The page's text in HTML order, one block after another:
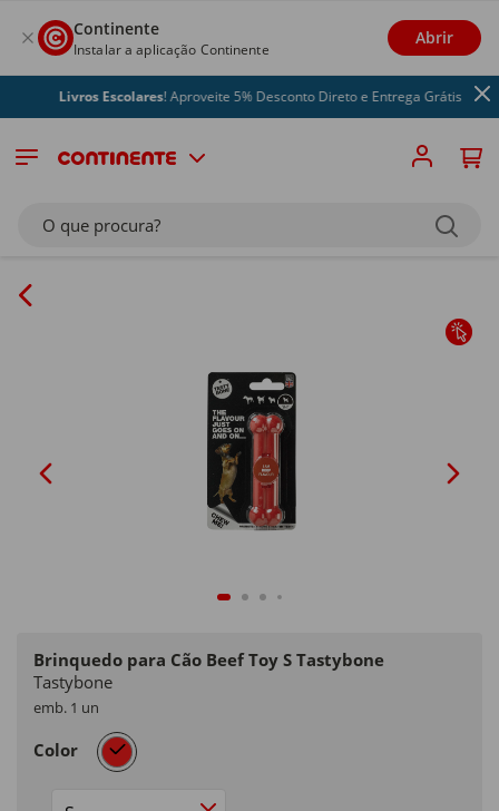
Continente
Instalar a aplicação Continente
Abrir
Livros Escolares! Aproveite 5% Desconto Direto e Entrega Grátis
O que procura?
Brinquedo para Cão Beef Toy S Tastybone
Tastybone
emb. 1 un
Color selected